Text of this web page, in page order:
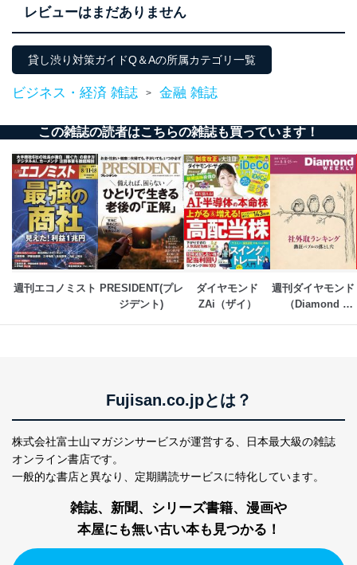
レビューはまだありません
貸し渋り対策ガイドQ＆Aの所属カテゴリ一覧
ビジネス・経済 雑誌 > 金融 雑誌
この雑誌の読者はこちらの雑誌も買っています！
週刊エコノミスト PRESIDENT(プレ
ジデント)
ダイヤモンド
ZAi（ザイ）
週刊ダイヤモンド
（Diamond
Fujisan.co.jpとは？
株式会社富士山マガジンサービスが運営する、
日本最大級の雑誌
オンライン書店です。
一般的な書店と異なり、 定期購読サービスに特化しています。
雑誌、新聞、シリーズ書籍、漫画や
本屋にも無い古い本も見つかる！